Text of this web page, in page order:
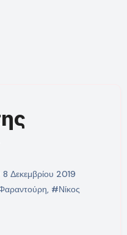
8 Δεκεμβρίου 2019
, #Νίκος